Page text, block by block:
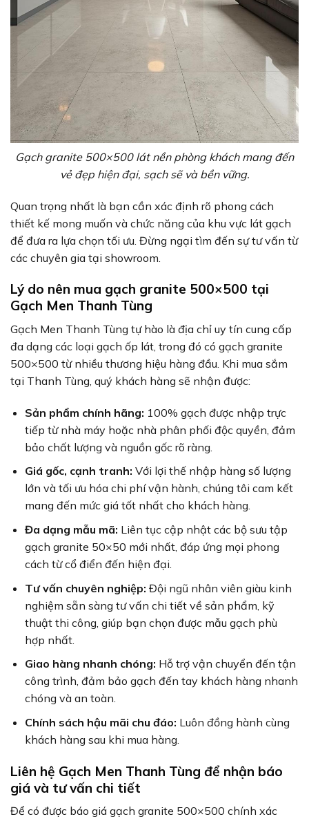
Gạch granite 500×500 lát nền phòng khách mang đến
vẻ đẹp hiện đại, sạch sẽ và bền vững.
Quan trọng nhất là bạn cần xác định rõ phong cách
thiết kế mong muốn và chức năng của khu vực lát gạch
để đưa ra lựa chọn tối ưu. Đừng ngại tìm đến sự tư vấn từ
các chuyên gia tại showroom.
Lý do nên mua gạch granite 500×500 tại
Gạch Men Thanh Tùng
Gạch Men Thanh Tùng tự hào là địa chỉ uy tín cung cấp
đa dạng các loại gạch ốp lát, trong đó có gạch granite
500×500 từ nhiều thương hiệu hàng đầu. Khi mua sắm
tại Thanh Tùng, quý khách hàng sẽ nhận được:
Sản phẩm chính hãng: 100% gạch được nhập trực
tiếp từ nhà máy hoặc nhà phân phối độc quyền, đảm
bảo chất lượng và nguồn gốc rõ ràng.
Giá gốc, cạnh tranh: Với lợi thế nhập hàng số lượng
lớn và tối ưu hóa chi phí vận hành, chúng tôi cam kết
mang đến mức giá tốt nhất cho khách hàng.
Đa dạng mẫu mã: Liên tục cập nhật các bộ sưu tập
gạch granite 50×50 mới nhất, đáp ứng mọi phong
cách từ cổ điển đến hiện đại.
Tư vấn chuyên nghiệp: Đội ngũ nhân viên giàu kinh
nghiệm sẵn sàng tư vấn chi tiết về sản phẩm, kỹ
thuật thi công, giúp bạn chọn được mẫu gạch phù
hợp nhất.
Giao hàng nhanh chóng: Hỗ trợ vận chuyển đến tận
công trình, đảm bảo gạch đến tay khách hàng nhanh
chóng và an toàn.
Chính sách hậu mãi chu đáo: Luôn đồng hành cùng
khách hàng sau khi mua hàng.
Liên hệ Gạch Men Thanh Tùng để nhận báo
giá và tư vấn chi tiết
Để có được báo giá gạch granite 500×500 chính xác